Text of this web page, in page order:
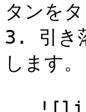
タンを
3. 引き
します。